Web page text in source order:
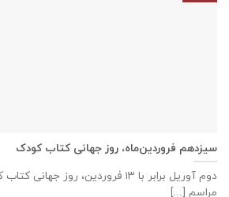
سیزدهم فروردین‌ماه، روز جهانی کتاب کودک
دوم آوریل برابر با ۱۳ فروردین، روز
مراسم [...]